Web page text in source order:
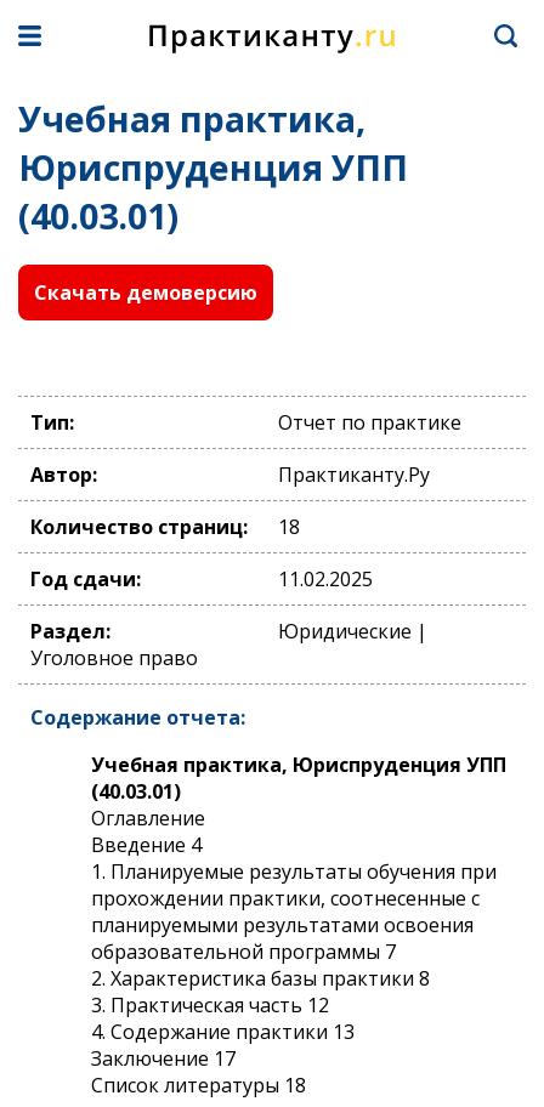
Учебная практика,
Юриспруденция УПП
(40.03.01)
Скачать демоверсию
Тип:
Отчет по практике
Автор:
Практиканту.Ру
Количество страниц:
18
Год сдачи:
11.02.2025
Раздел:
Юридические |
Уголовное право
Содержание отчета:
Учебная практика, Юриспруденция УПП
(40.03.01)
Оглавление
Введение 4
1. Планируемые результаты обучения при
прохождении практики, соотнесенные с
планируемыми результатами освоения
образовательной программы 7
2. Характеристика базы практики 8
3. Практическая часть 12
4. Содержание практики 13
Заключение 17
Список литературы 18